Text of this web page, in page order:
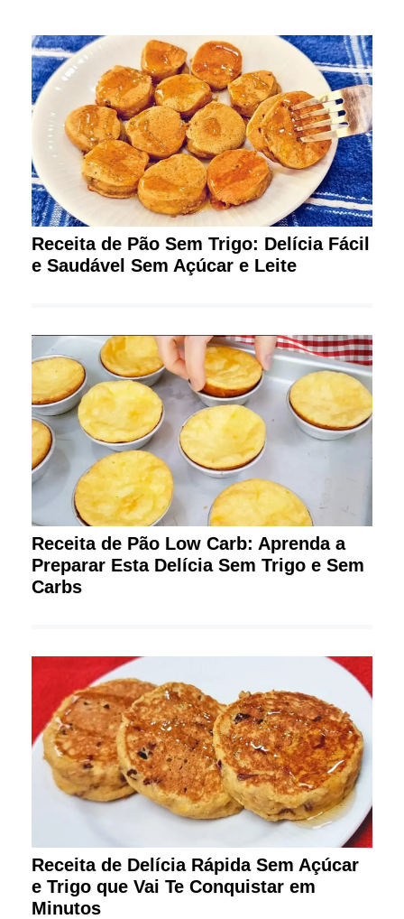
Receita de Pão Sem Trigo: Delícia Fácil
e Saudável Sem Açúcar e Leite
Receita de Pão Low Carb: Aprenda a
Preparar Esta Delícia Sem Trigo e Sem
Carbs
Receita de Delícia Rápida Sem Açúcar
e Trigo que Vai Te Conquistar em
Minutos